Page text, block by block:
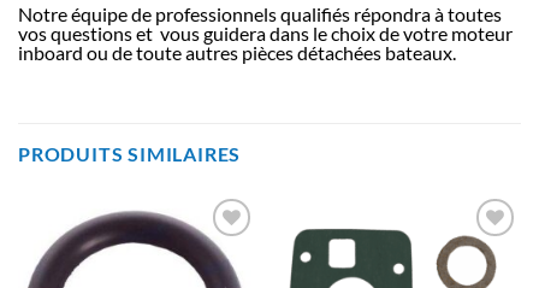
Notre équipe de professionnels qualifiés répondra à toutes
vos questions et vous guidera dans le choix de votre moteur
inboard ou de toute autres pièces détachées bateaux.
PRODUITS SIMILAIRES
AJOUTER
À LA
AJOUTER
À LA